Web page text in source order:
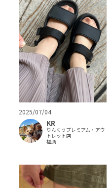
2025/07/04
KR
りんくうプレミアム・アウ
トレット店
福助